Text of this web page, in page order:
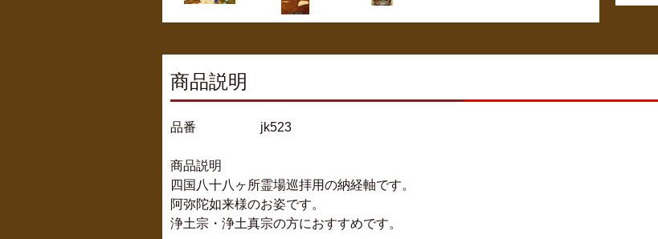
商品説明
品番 jk523
商品説明
四国八十八ヶ所霊場巡拝用の納経軸です。
阿弥陀如来様のお姿です。
浄土宗・浄土真宗の方におすすめです。